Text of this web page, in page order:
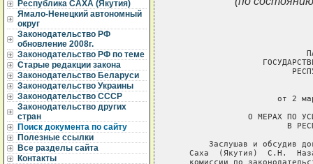
Республика САХА (Якутия)
Ямало-Ненецкий автономный
округ
Законодательство РФ
обновление 2008г.
Законодательство РФ по теме
Старые редакции закона
Законодательство Беларуси
Законодательство Украины
Законодательство СССР
Законодательство других
стран
Поиск документа по сайту
Полезные ссылки
Все разделы сайта
Контакты